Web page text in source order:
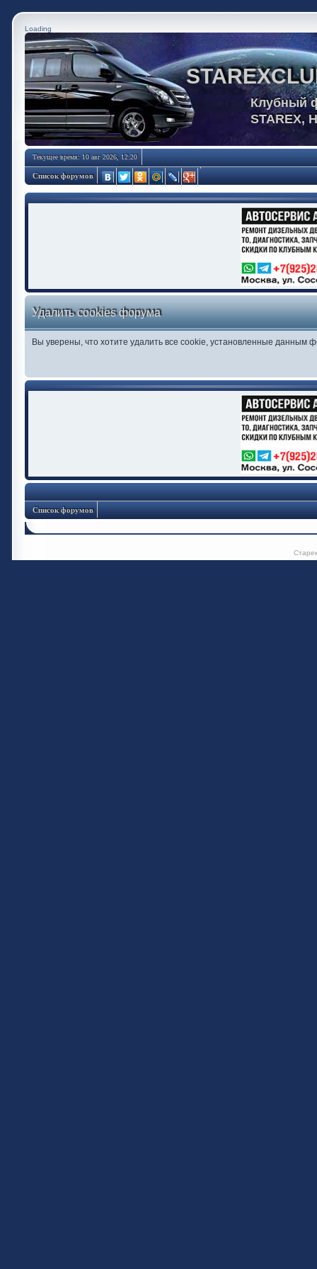
Loading
Клубный
STAREX,
Текущее время: 10 авг 2026, 12:20
Список форумов
Удалить cookies форума
Вы уверены, что хотите удалить все cookie, установленные данным
Список форумов